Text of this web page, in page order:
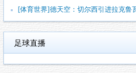
[体育世界]德天空：切尔西引进拉克鲁瓦达
足球直播